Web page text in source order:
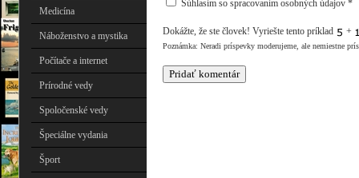
Medicína
Náboženstvo a mystika
Počítače a internet
Prírodné vedy
Spoločenské vedy
Špeciálne vydania
Šport
Súhlasím so spracovaním osobných údajov *
Dokážte, že ste človek! Vyriešte tento príklad +
Poznámka: Neradi príspevky moderujeme, ale nemiestne